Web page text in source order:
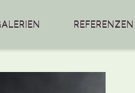
REFERENZEN